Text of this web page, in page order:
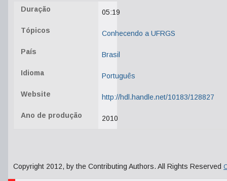
Duração 05:19
Tópicos Conhecendo a UFRGS
País Brasil
Idioma Português
Website http://hdl.handle.net/10183/128827
Ano de produção 2010
Copyright 2012, by the Contributing Authors. All Rights Reserved